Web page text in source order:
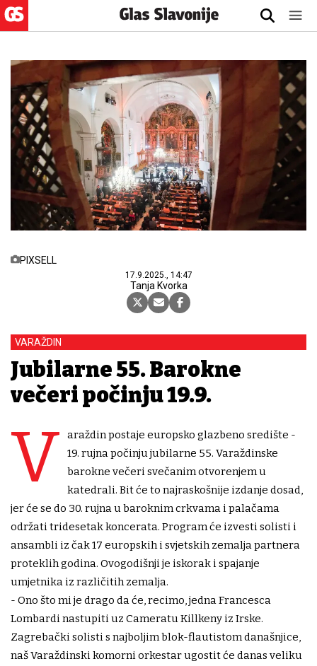
PIXSELL
17.9.2025., 14:47
Tanja Kvorka
VARAŽDIN
Jubilarne 55. Barokne
večeri počinju 19.9.
V
araždin postaje europsko glazbeno središte -
19. rujna počinju jubilarne 55. Varaždinske
barokne večeri svečanim otvorenjem u
katedrali. Bit će to najraskošnije izdanje dosad,
jer će se do 30. rujna u baroknim crkvama i palačama
održati tridesetak koncerata. Program će izvesti solisti i
ansambli iz čak 17 europskih i svjetskih zemalja partnera
proteklih godina. Ovogodišnji je iskorak i spajanje
umjetnika iz različitih zemalja.
- Ono što mi je drago da će, recimo, jedna Francesca
Lombardi nastupiti uz Cameratu Killkeny iz Irske.
Zagrebački solisti s najboljim blok-flautistom današnjice,
naš Varaždinski komorni orkestar ugostit će danas veliku